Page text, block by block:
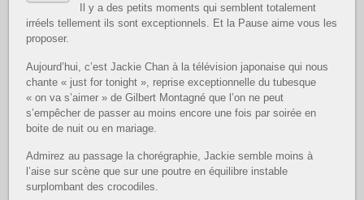
Il y a des petits moments qui semblent totalement
irréels tellement ils sont exceptionnels. Et la Pause aime vous les
proposer.
Aujourd’hui, c’est Jackie Chan à la télévision japonaise qui nous
chante « just for tonight », reprise exceptionnelle du tubesque
« on va s’aimer » de Gilbert Montagné que l’on ne peut
s’empêcher de passer au moins encore une fois par soirée en
boite de nuit ou en mariage.
Admirez au passage la chorégraphie, Jackie semble moins à
l’aise sur scène que sur une poutre en équilibre instable
surplombant des crocodiles.